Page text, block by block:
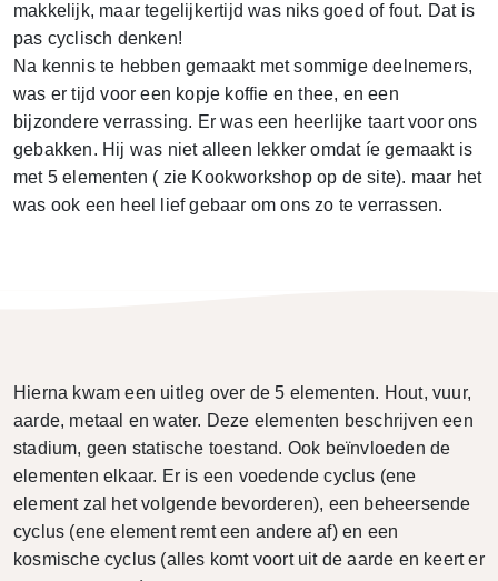
makkelijk, maar tegelijkertijd was niks goed of fout. Dat is
pas cyclisch denken!
Na kennis te hebben gemaakt met sommige deelnemers,
was er tijd voor een kopje koffie en thee, en een
bijzondere verrassing. Er was een heerlijke taart voor ons
gebakken. Hij was niet alleen lekker omdat íe gemaakt is
met 5 elementen ( zie Kookworkshop op de site). maar het
was ook een heel lief gebaar om ons zo te verrassen.
Hierna kwam een uitleg over de 5 elementen. Hout, vuur,
aarde, metaal en water. Deze elementen beschrijven een
stadium, geen statische toestand. Ook beïnvloeden de
elementen elkaar. Er is een voedende cyclus (ene
element zal het volgende bevorderen), een beheersende
cyclus (ene element remt een andere af) en een
kosmische cyclus (alles komt voort uit de aarde en keert er